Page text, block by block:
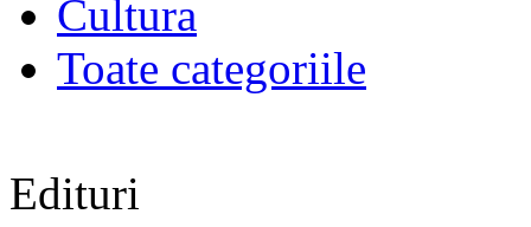
Cultura
Toate categoriile
Edituri